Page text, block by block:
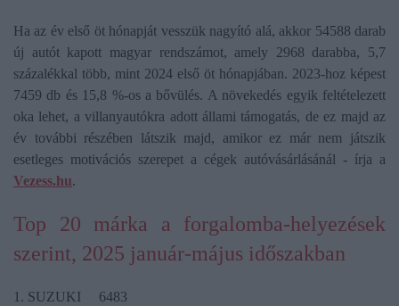
Ha az év első öt hónapját vesszük nagyító alá, akkor 54588 darab
új autót kapott magyar rendszámot, amely 2968 darabba, 5,7
százalékkal több, mint 2024 első öt hónapjában. 2023-hoz képest
7459 db és 15,8 %-os a bővülés. A növekedés egyik feltételezett
oka lehet, a villanyautókra adott állami támogatás, de ez majd az
év további részében látszik majd, amikor ez már nem játszik
esetleges motivációs szerepet a cégek autóvásárlásánál - írja a
Vezess.hu.
Top 20 márka a forgalomba-helyezések
szerint, 2025 január-május időszakban
1. SUZUKI 6483